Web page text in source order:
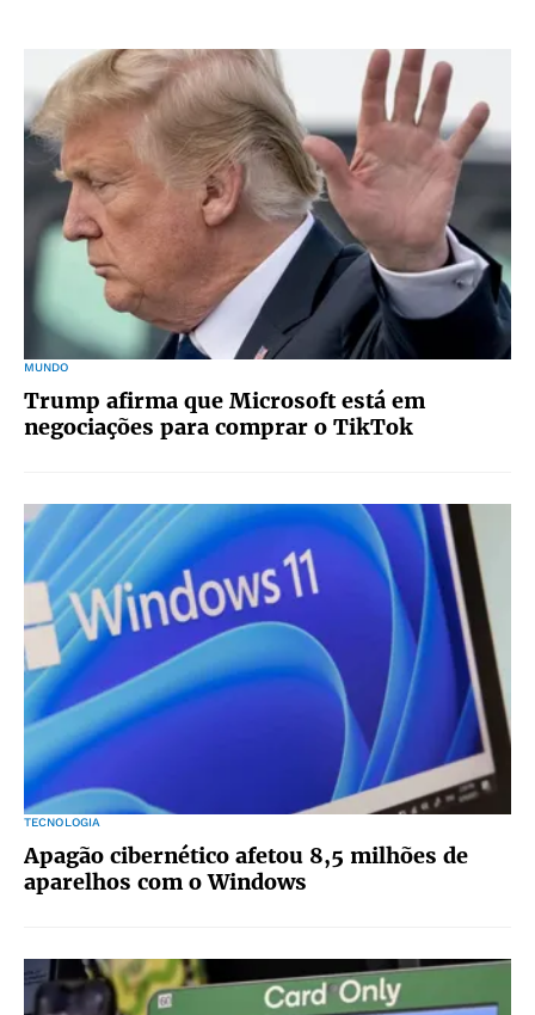
MUNDO
Trump afirma que Microsoft está em
negociações para comprar o TikTok
TECNOLOGIA
Apagão cibernético afetou 8,5 milhões de
aparelhos com o Windows